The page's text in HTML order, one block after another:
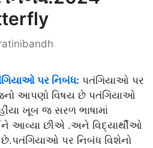
પર નિબંધ: પતંગિયાઓ પર
આપણો વિષય છે પતંગિયાઓ
ખૂબ જ સરળ ભાષામાં
આવ્યા છીએ .અને વિદ્યાર્થીઓ
પર નિબંધ વિશેનો